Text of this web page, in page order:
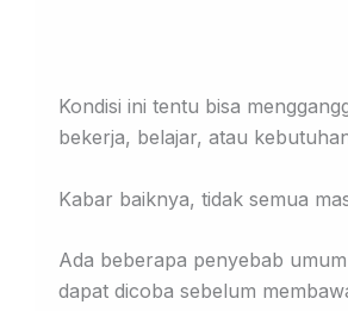
Kondisi ini tentu bisa
bekerja, belajar, atau
Kabar baiknya, tidak semua
Ada beberapa penyebab
dapat dicoba sebelum